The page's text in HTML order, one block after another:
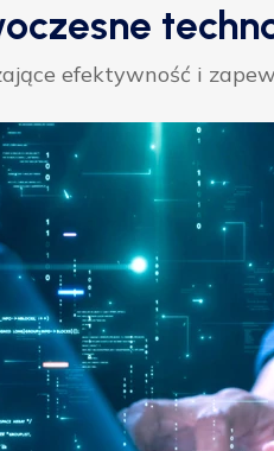
efektywność i